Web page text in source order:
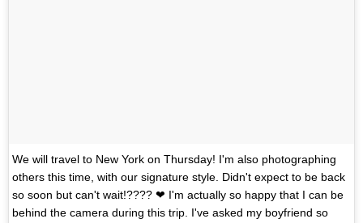
We will travel to New York on Thursday! I'm also photographing
others this time, with our signature style. Didn't expect to be back
so soon but can't wait!???? ❤ I'm actually so happy that I can be
behind the camera during this trip. I've asked my boyfriend so